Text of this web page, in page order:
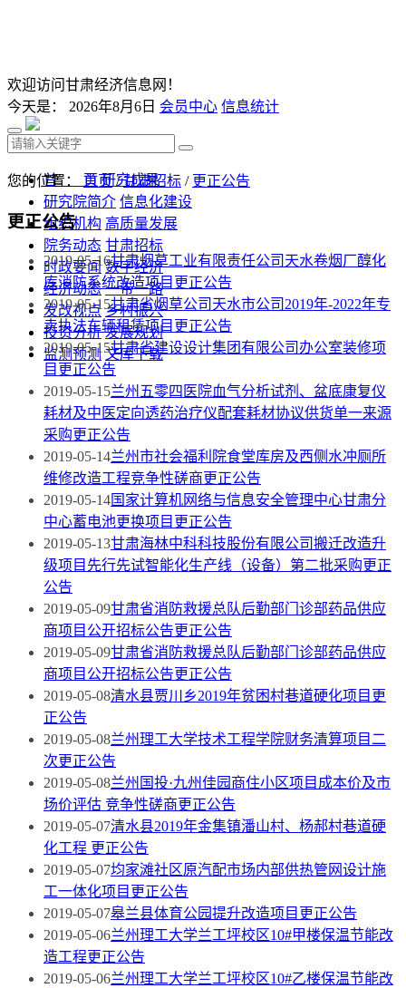
欢迎访问甘肃经济信息网！
今天是： 2026年8月6日 会员中心 信息统计
首 页 研究成果
研究院简介 信息化建设
组织机构 高质量发展
院务动态 甘肃招标
时政要闻 数字经济
经济动态 一带一路
发改视点 乡村振兴
投资分析 发展规划
监测预测 文库下载
您的位置： 首页/甘肃招标 / 更正公告
更正公告
2019-05-16甘肃烟草工业有限责任公司天水卷烟厂醇化
库消防系统改造项目更正公告
2019-05-15甘肃省烟草公司天水市公司2019年-2022年专
卖执法车辆租赁项目更正公告
2019-05-15甘肃省建设设计集团有限公司办公室装修项
目更正公告
2019-05-15兰州五零四医院血气分析试剂、盆底康复仪
耗材及中医定向透药治疗仪配套耗材协议供货单一来源
采购更正公告
2019-05-14兰州市社会福利院食堂库房及西侧水冲厕所
维修改造工程竞争性磋商更正公告
2019-05-14国家计算机网络与信息安全管理中心甘肃分
中心蓄电池更换项目更正公告
2019-05-13甘肃海林中科科技股份有限公司搬迁改造升
级项目先行先试智能化生产线（设备）第二批采购更正
公告
2019-05-09甘肃省消防救援总队后勤部门诊部药品供应
商项目公开招标公告更正公告
2019-05-09甘肃省消防救援总队后勤部门诊部药品供应
商项目公开招标公告更正公告
2019-05-08清水县贾川乡2019年贫困村巷道硬化项目更
正公告
2019-05-08兰州理工大学技术工程学院财务清算项目二
次更正公告
2019-05-08兰州国投·九州佳园商住小区项目成本价及市
场价评估 竞争性磋商更正公告
2019-05-07清水县2019年金集镇潘山村、杨郝村巷道硬
化工程 更正公告
2019-05-07均家滩社区原汽配市场内部供热管网设计施
工一体化项目更正公告
2019-05-07皋兰县体育公园提升改造项目更正公告
2019-05-06兰州理工大学兰工坪校区10#甲楼保温节能改
造工程更正公告
2019-05-06兰州理工大学兰工坪校区10#乙楼保温节能改